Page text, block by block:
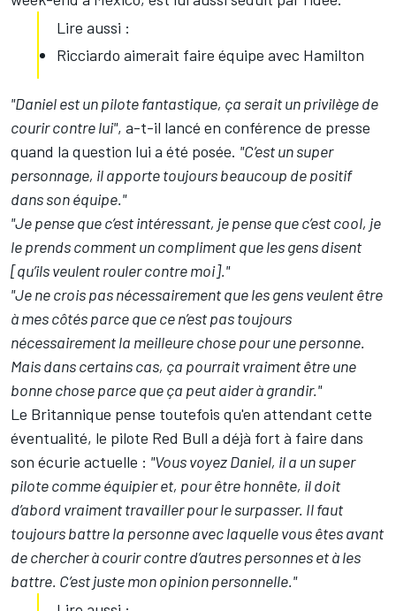
Lire aussi :
Ricciardo aimerait faire équipe avec Hamilton
"Daniel est un pilote fantastique, ça serait un privilège de
courir contre lui", a-t-il lancé en conférence de presse
quand la question lui a été posée. "C’est un super
personnage, il apporte toujours beaucoup de positif
dans son équipe."
"Je pense que c’est intéressant, je pense que c’est cool, je
le prends comment un compliment que les gens disent
[qu’ils veulent rouler contre moi]."
"Je ne crois pas nécessairement que les gens veulent être
à mes côtés parce que ce n’est pas toujours
nécessairement la meilleure chose pour une personne.
Mais dans certains cas, ça pourrait vraiment être une
bonne chose parce que ça peut aider à grandir."
Le Britannique pense toutefois qu'en attendant cette
éventualité, le pilote Red Bull a déjà fort à faire dans
son écurie actuelle : "Vous voyez Daniel, il a un super
pilote comme équipier et, pour être honnête, il doit
d’abord vraiment travailler pour le surpasser. Il faut
toujours battre la personne avec laquelle vous êtes avant
de chercher à courir contre d’autres personnes et à les
battre. C’est juste mon opinion personnelle."